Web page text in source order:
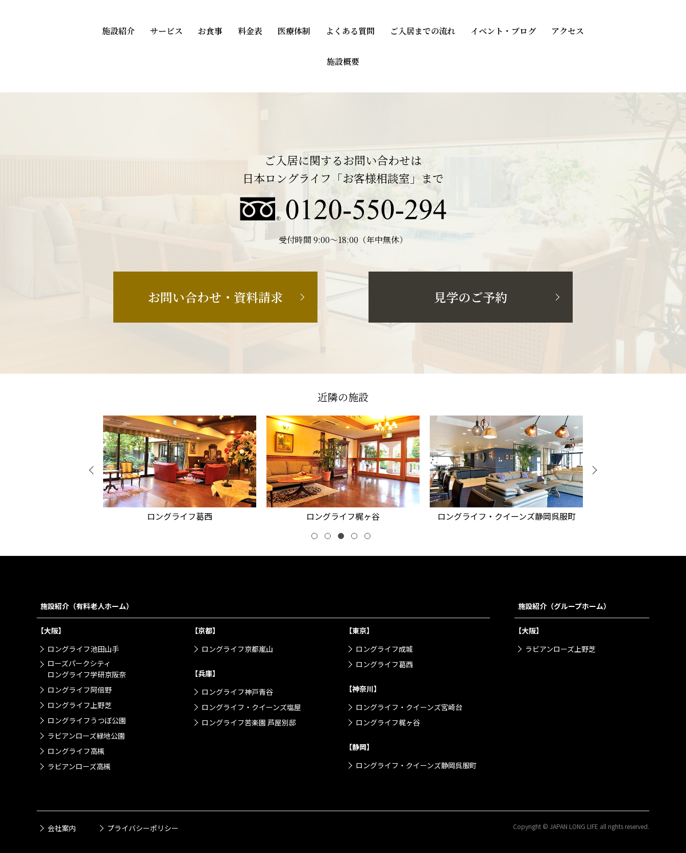
施設紹介 サービス お食事 料金表 医療体制 よくある質問 ご入居までの流れ イベント・ブログ アクセス
施設概要
ご入居に関するお問い合わせは
日本ロングライフ「お客様相談室」まで
受付時間 9:00〜18:00（年中無休）
お問い合わせ・資料請求 見学のご予約
近隣の施設
ロングライフ梶ヶ谷 ロングライフ・クイーンズ静岡呉服町 ロングライフ・クイーンズ宮崎台
施設紹介（有料老人ホーム）
【大阪】
ロングライフ池田山手
ローズパークシティ
ロングライフ学研京阪奈
ロングライフ阿倍野
ロングライフ上野芝
ロングライフうつぼ公園
ラビアンローズ緑地公園
ロングライフ高槻
ラビアンローズ高槻
【京都】
ロングライフ京都嵐山
【兵庫】
ロングライフ神戸青谷
ロングライフ・クイーンズ塩屋
ロングライフ苦楽園 芦屋別邸
【東京】
ロングライフ成城
ロングライフ葛西
【神奈川】
ロングライフ・クイーンズ宮崎台
ロングライフ梶ヶ谷
【静岡】
ロングライフ・クイーンズ静岡呉服町
施設紹介（グループホーム）
【大阪】
ラビアンローズ上野芝
会社案内 プライバシーポリシー Copyright © JAPAN LONG LIFE all rights reserved.